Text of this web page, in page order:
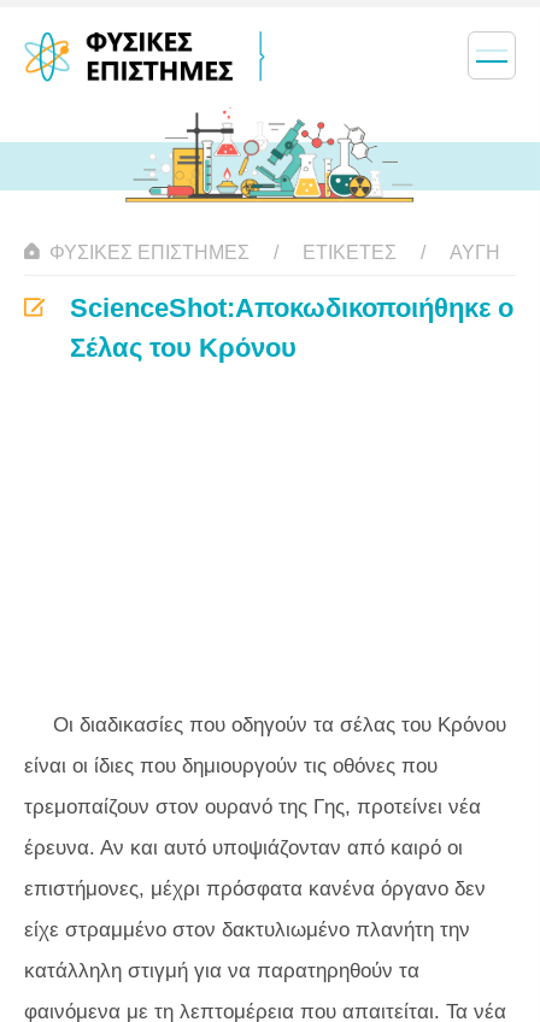
ΦΥΣΙΚΈΣ ΕΠΙΣΤΉΜΕΣ ΕΤΙΚΈΤΕΣ ΑΥΓΉ
ScienceShot:Αποκωδικοποιήθηκε ο
Σέλας του Κρόνου
Οι διαδικασίες που οδηγούν τα σέλας του Κρόνου
είναι οι ίδιες που δημιουργούν τις οθόνες που
τρεμοπαίζουν στον ουρανό της Γης, προτείνει νέα
έρευνα. Αν και αυτό υποψιάζονταν από καιρό οι
επιστήμονες, μέχρι πρόσφατα κανένα όργανο δεν
είχε στραμμένο στον δακτυλιωμένο πλανήτη την
κατάλληλη στιγμή για να παρατηρηθούν τα
φαινόμενα με τη λεπτομέρεια που απαιτείται. Τα νέα